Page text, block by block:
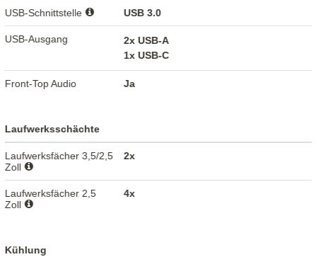
USB-Schnittstelle USB 3.0
USB-Ausgang
2x USB-A
1x USB-C
Front-Top Audio Ja
Laufwerksschächte
Laufwerksfächer 3,5/2,5
Zoll
2x
Laufwerksfächer 2,5
Zoll
4x
Kühlung